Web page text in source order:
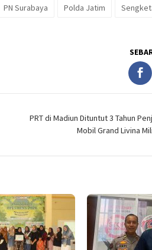
PN Surabaya Polda Jatim
PRT di Madiun Dituntut 3 Tahun
Mobil Grand Livina